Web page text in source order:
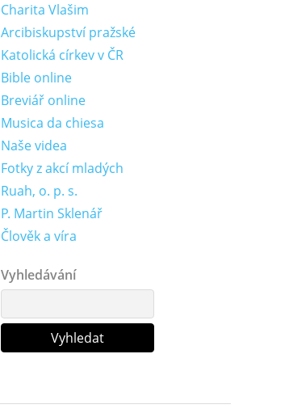
Charita Vlašim
Arcibiskupství pražské
Katolická církev v ČR
Bible online
Breviář online
Musica da chiesa
Naše videa
Fotky z akcí mladých
Ruah, o. p. s.
P. Martin Sklenář
Člověk a víra
Vyhledávání